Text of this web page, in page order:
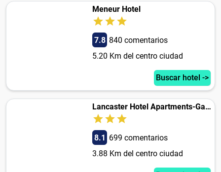
Meneur Hotel
7.8 840 comentarios
5.20 Km del centro ciudad
Buscar hotel ->
Lancaster Hotel Apartments-Gardens
8.1 699 comentarios
3.88 Km del centro ciudad